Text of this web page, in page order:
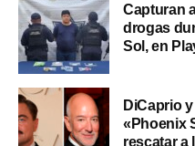
Capturan
drogas
Sol, en
DiCaprio
«Phoenix
rescatar a